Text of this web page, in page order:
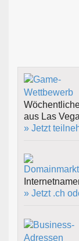
aus Las
» Jetzt
» Jetzt .ch